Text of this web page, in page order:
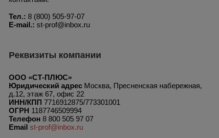
Тел.: 8 (800) 505-97-07
E-mail.: st-prof@inbox.ru
Реквизиты компании
ООО «СТ-ПЛЮС»
Юридический адрес Москва, Пресненская набережная,
д.12, этаж 67, офис 22
ИНН/КПП 7716912875/773301001
ОГРН 1187746509994
Телефон 8 800 505 97 07
Email st-prof@inbox.ru